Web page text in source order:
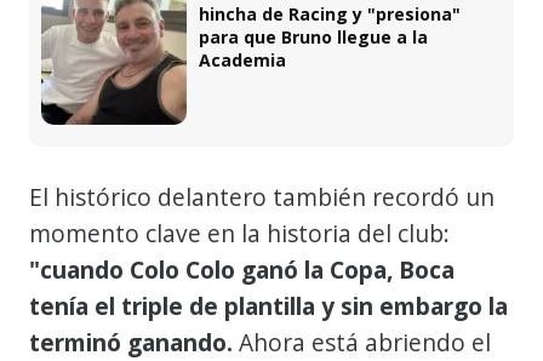
hincha de Racing y "presiona"
para que Bruno llegue a la
Academia
El histórico delantero también recordó un
momento clave en la historia del club:
"cuando Colo Colo ganó la Copa, Boca
tenía el triple de plantilla y sin embargo la
terminó ganando. Ahora está abriendo el